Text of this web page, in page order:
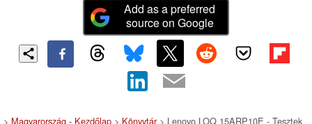
Add as a preferred
source on Google
> Magyarország - Kezdőlap> Könyvtár> Lenovo LOQ 15ARP10E - Tesztek